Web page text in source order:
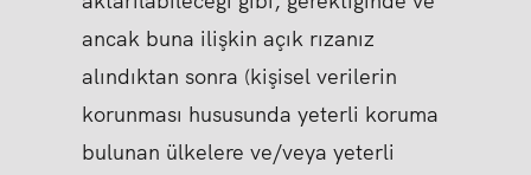
ancak buna ilişkin açık rızanız
alındıktan sonra (kişisel verilerin
korunması hususunda yeterli koruma
bulunan ülkelere ve/veya yeterli